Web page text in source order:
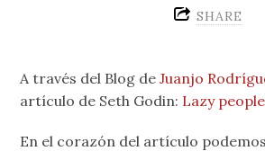
SHARE
A través del Blog deJuanjo
artículo de Seth Godin: Lazy
En el corazón del artículo